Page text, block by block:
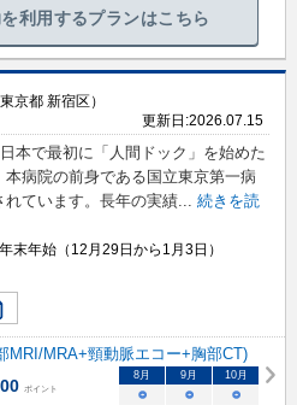
利用するプランはこちら
東京都 新宿区）
更新日:2026.07.15
日本で最初に「人間ドック」を始めた
本病院の前身である国立東京第一病
れています。長年の実績... 続きを読
末年始（12月29日から1月3日）
MRI/MRA+頸動脈エコー+胸部CT)
ポイント
8月 9月 10月
○ ○ ○